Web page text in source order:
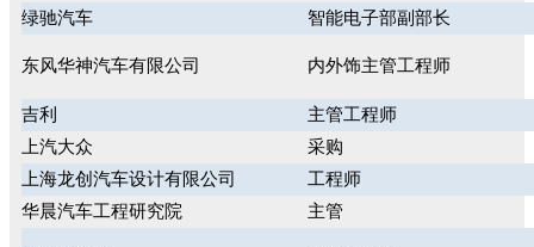
绿驰汽车
智能电子部副部长
东风华神汽车有限公司 内外饰主管工程师
吉利
主管工程师
上汽大众
采购
上海龙创汽车设计有限公司
工程师
华晨汽车工程研究院
主管